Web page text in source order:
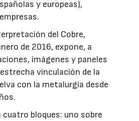
y europeas),
del Cobre,
de 2016, expone, a
imágenes y paneles
vinculación de la
con la metalurgia desde
cuatro bloques: uno sobre